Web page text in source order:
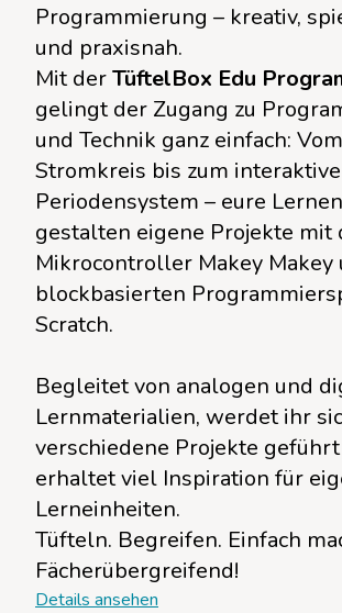
-
Makey
Makey
&
Scratch
Menge
Programmierung – kreativ,
und praxisnah.
Mit derTüftelBox Edu
gelingt der Zugang zu
und Technik ganz einfach:
Stromkreis bis zum
Periodensystem – eure
gestalten eigene Projekte mit
Mikrocontroller Makey Makey
blockbasierten
Scratch.
Begleitet von analogen und
Lernmaterialien, werdet ihr
verschiedene Projekte
erhaltet viel Inspiration für
Lerneinheiten.
Tüfteln. Begreifen. Einfach
Fächerübergreifend!
Details ansehen